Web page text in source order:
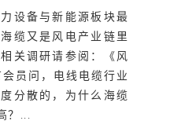
设备与新能源板块最
缆又是风电产业链里
关调研请参阅：《风
员问，电线电缆行业
分散的，为什么海缆
？...